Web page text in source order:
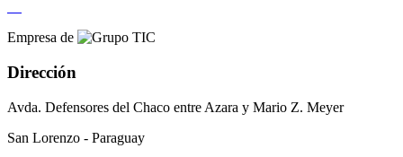
Empresa de
Dirección
Avda. Defensores del Chaco entre Azara y Mario Z. Meyer
San Lorenzo - Paraguay